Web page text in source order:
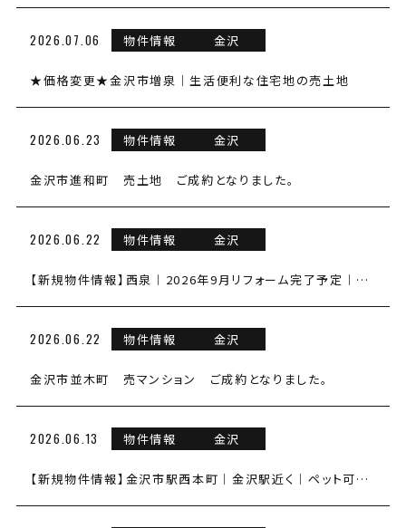
2026.07.06 物件情報 金沢
★価格変更★金沢市増泉｜生活便利な住宅地の売土地
2026.06.23 物件情報 金沢
金沢市進和町 売土地 ご成約となりました。
2026.06.22 物件情報 金沢
【新規物件情報】西泉｜2026年9月リフォーム完了予定｜ペット可｜9階角部屋1LDK |売マンション
2026.06.22 物件情報 金沢
金沢市並木町 売マンション ご成約となりました。
2026.06.13 物件情報 金沢
【新規物件情報】金沢市駅西本町│金沢駅近く│ペット可｜7階3LDK│売マンション